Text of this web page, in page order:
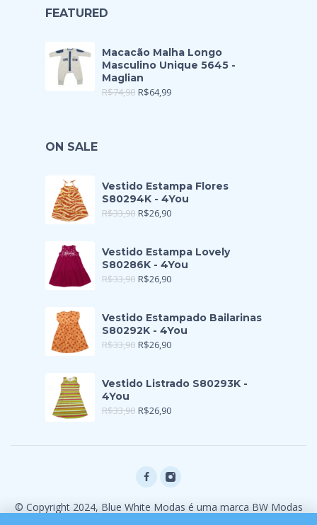
FEATURED
Macacão Malha Longo
Masculino Unique 5645 -
Maglian
R$74,90 R$64,99
ON SALE
Vestido Estampa Flores
S80294K - 4You
R$33,90 R$26,90
Vestido Estampa Lovely
S80286K - 4You
R$33,90 R$26,90
Vestido Estampado Bailarinas
S80292K - 4You
R$33,90 R$26,90
Vestido Listrado S80293K -
4You
R$33,90 R$26,90
© Copyright 2024, Blue White Modas é uma marca BW Modas